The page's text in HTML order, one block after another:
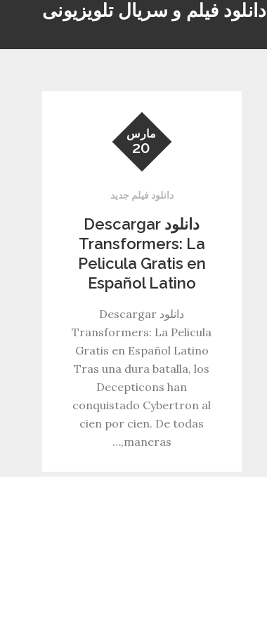
دانلود فیلم و سریال تلویزیونی
مارس
20
دانلود فیلم جدید
دانلود Descargar
Transformers: La
Pelicula Gratis en
Español Latino
دانلود Descargar
Transformers: La Pelicula
Gratis en Español Latino
Tras una dura batalla, los
Decepticons han
conquistado Cybertron al
cien por cien. De todas
maneras,…